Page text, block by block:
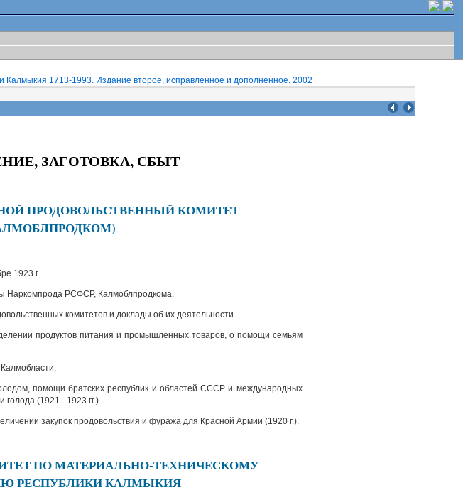
Калмыкия 1713-1993. Издание второе, исправленное и дополненное. 2002
ЗАГОТОВКА, СБЫТ
ПРОДОВОЛЬСТВЕННЫЙ КОМИТЕТ
1923 г.
Наркомпрода РСФСР, Калмоблпродкома.
комитетов и доклады об их деятельности.
продуктов питания и промышленных товаров, о помощи семьям
помощи братских республик и областей СССР и международных
(1921 - 1923 гг.).
закупок продовольствия и фуража для Красной Армии (1920 г.).
ПО МАТЕРИАЛЬНО-ТЕХНИЧЕСКОМУ
РЕСПУБЛИКИ КАЛМЫКИЯ